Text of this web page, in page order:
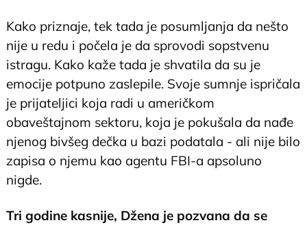
Kako priznaje, tek tada je posumljanja da nešto
nije u redu i počela je da sprovodi sopstvenu
istragu. Kako kaže tada je shvatila da su je
emocije potpuno zaslepile. Svoje sumnje ispričala
je prijateljici koja radi u američkom
obaveštajnom sektoru, koja je pokušala da nađe
njenog bivšeg dečka u bazi podatala - ali nije bilo
zapisa o njemu kao agentu FBI-a apsoluno
nigde.
Tri godine kasnije, Džena je pozvana da se